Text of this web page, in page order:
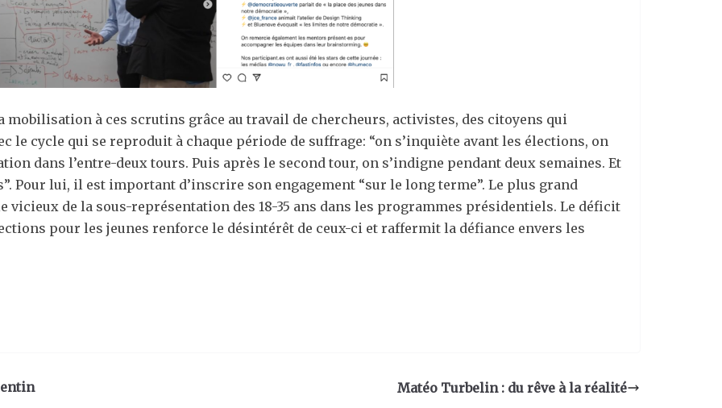
à ces scrutins grâce au travail de chercheurs, activistes, des citoyens qui
le cycle qui se reproduit à chaque période de suffrage: “on s’inquiète avant les élections, on
dans l’entre-deux tours. Puis après le second tour, on s’indigne pendant deux semaines. Et
Pour lui, il est important d’inscrire son engagement “sur le long terme”. Le plus grand
vicieux de la sous-représentation des 18-35 ans dans les programmes présidentiels. Le déficit
pour les jeunes renforce le désintérêt de ceux-ci et raffermit la défiance envers les
Matéo Turbelin : du rêve à la réalité